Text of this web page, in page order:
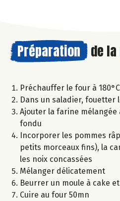
Préparation de la
Préchauffer le four à 180°C
Dans un saladier, fouetter
Ajouter la farine mélangée
fondu
Incorporer les pommes
petits morceaux fins), la
les noix concassées
Mélanger délicatement
Beurrer un moule à cake
Cuire au four 50mn